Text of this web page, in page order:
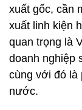
xuất gốc, cần
xuất linh kiện
quan trọng là
doanh nghiệp
cùng với đó là
nước.